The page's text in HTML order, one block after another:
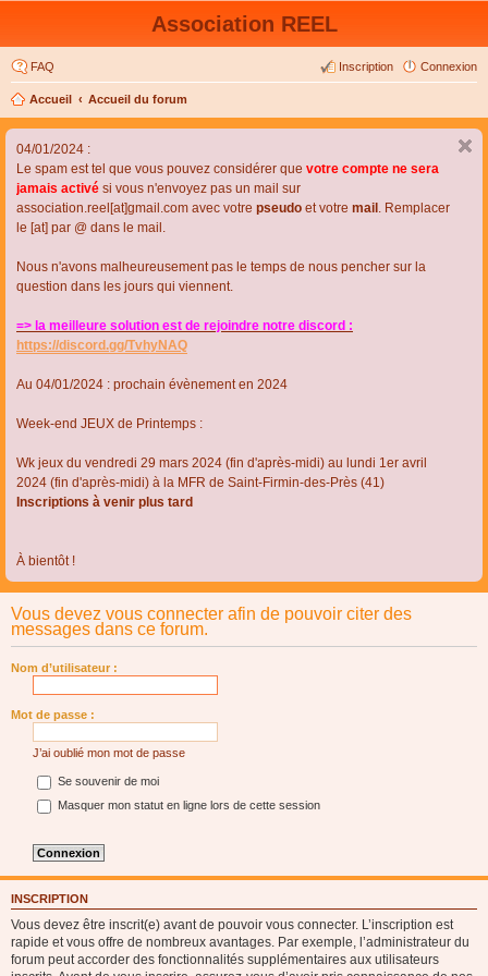
Association REEL
FAQ Connexion
Inscription
Accueil Accueil du forum
04/01/2024 :
Le spam est tel que vous pouvez considérer que votre compte ne sera
jamais activé si vous n'envoyez pas un mail sur
association.reel[at]gmail.com avec votre pseudo et votre mail . Remplacer
le [at] par @ dans le mail.
Nous n'avons malheureusement pas le temps de nous pencher sur la
question dans les jours qui viennent.
=> la meilleure solution est de rejoindre notre discord :
https://discord.gg/TvhyNAQ
Au 04/01/2024 : prochain évènement en 2024
Week-end JEUX de Printemps :
Wk jeux du vendredi 29 mars 2024 (fin d'après-midi) au lundi 1er avril
2024 (fin d'après-midi) à la MFR de Saint-Firmin-des-Près (41)
Inscriptions à venir plus tard
À bientôt !
Vous devez vous connecter afin de pouvoir citer des
messages dans ce forum.
Nom d’utilisateur :
Mot de passe :
J’ai oublié mon mot de passe
Se souvenir de moi
Masquer mon statut en ligne lors de cette session
INSCRIPTION
Vous devez être inscrit(e) avant de pouvoir vous connecter. L’inscription est
rapide et vous offre de nombreux avantages. Par exemple, l’administrateur du
forum peut accorder des fonctionnalités supplémentaires aux utilisateurs